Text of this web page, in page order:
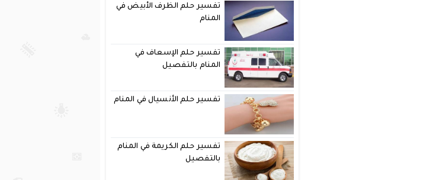
تفسير حلم الظرف الأبيض في
المنام
تفسير حلم الإسعاف في
المنام بالتفصيل
تفسير حلم الأنسيال في المنام
تفسير حلم الكريمة في المنام
بالتفصيل